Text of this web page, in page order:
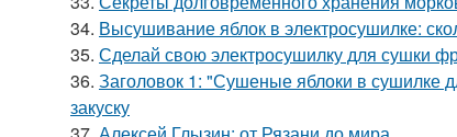
34. Высушивание яблок в электросушилке:
35. Сделай свою электросушилку для сушки
36. Заголовок 1: "Сушеные яблоки в сушилке
закуску